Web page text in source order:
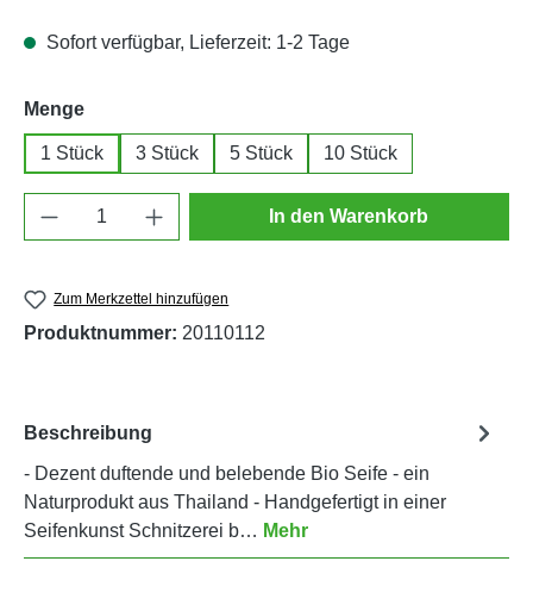
Sofort verfügbar, Lieferzeit: 1-2 Tage
Mengeauswählen
1 Stück 3 Stück 5 Stück 10 Stück
Produkt Anzahl: Gib den gewünschten
In den Warenkorb
Zum Merkzettel hinzufügen
Produktnummer: 20110112
Beschreibung
- Dezent duftende und belebende Bio Seife - ein
Naturprodukt aus Thailand - Handgefertigt in einer
Seifenkunst Schnitzerei b… Mehr